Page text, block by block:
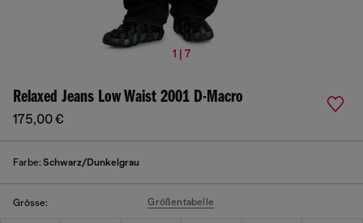
1 | 7
Relaxed Jeans Low Waist 2001 D-Macro
175,00 €
Farbe: Schwarz/Dunkelgrau
Grösse: Größentabelle